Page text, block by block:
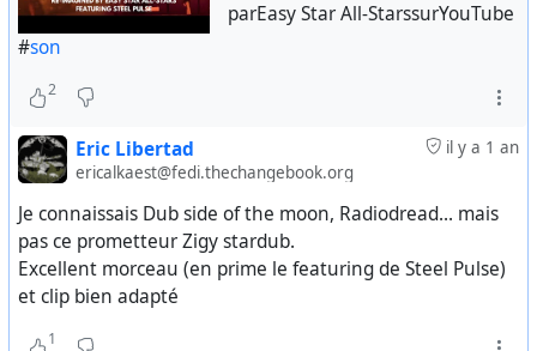
parEasy Star All-StarssurYouTube
#son
2
il y a 1 an
Eric Libertad
ericalkaest@fedi.thechangebook.org
Je connaissais Dub side of the moon, Radiodread... mais
pas ce prometteur Zigy stardub.
Excellent morceau (en prime le featuring de Steel Pulse)
et clip bien adapté
1